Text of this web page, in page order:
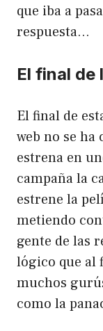
que iba a
respuesta…
El final de
El final de
web no se ha
estrena en
campaña la
estrene la
metiendo
gente de las
lógico que al
muchos
como la